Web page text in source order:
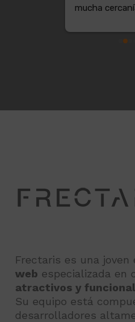
mucha
Frectaris es una joven
web especializada en
atractivos y
Su equipo está
desarrolladores